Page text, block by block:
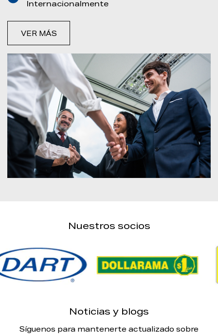
Internacionalmente
VER MÁS
Nuestros socios
Noticias y blogs
Síguenos para mantenerte actualizado sobre